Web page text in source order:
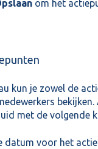
om het
kun je zowel de
met de volgende
datum voor het